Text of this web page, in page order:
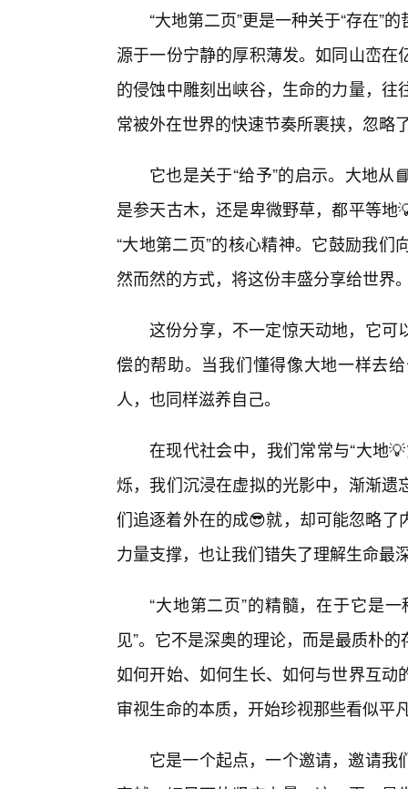
“大地第二页”更是一种关于“存在”
源于一份宁静的厚积薄发。如同山峦
的侵蚀中雕刻出峡谷，生命的力量，
常被外在世界的快速节奏所裹挟，忽略
它也是关于“给予”的启示。大地
是参天古木，还是卑微野草，都平等
“大地第二页”的核心精神。它鼓励我
然而然的方式，将这份丰盛分享给世界
这份分享，不一定惊天动地，它可
偿的帮助。当我们懂得像大地一样去
人，也同样滋养自己。
在现代社会中，我们常常与“大地
烁，我们沉浸在虚拟的光影中，渐渐
们追逐着外在的成😎就，却可能忽略
力量支撑，也让我们错失了理解生命最
“大地第二页”的精髓，在于它是
见”。它不是深奥的理论，而是最质朴
如何开始、如何生长、如何与世界互
审视生命的本质，开始珍视那些看似平
它是一个起点，一个邀请，邀请